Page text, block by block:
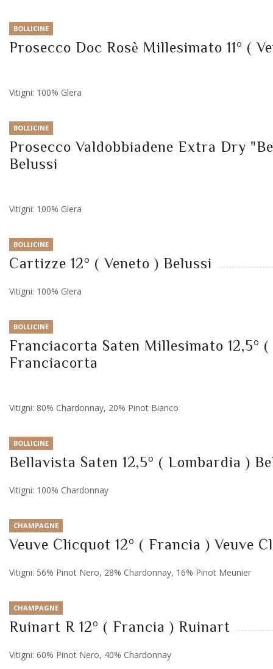
BOLLICINE
Prosecco Doc Rosè Millesimato 11° (
Vitigni: 100% Glera
BOLLICINE
Prosecco Valdobbiadene Extra Dry
Belussi
Vitigni: 100% Glera
BOLLICINE
Cartizze 12° ( Veneto ) Belussi
Vitigni: 100% Glera
BOLLICINE
Franciacorta Saten Millesimato 12,5°
Franciacorta
Vitigni: 80% Chardonnay, 20% Pinot Bianco
BOLLICINE
Bellavista Saten 12,5° ( Lombardia )
Vitigni: 100% Chardonnay
CHAMPAGNE
Veuve Clicquot 12° ( Francia ) Veuve
Vitigni: 56% Pinot Nero, 28% Chardonnay, 16% Pinot Meunier
CHAMPAGNE
Ruinart R 12° ( Francia ) Ruinart
Vitigni: 60% Pinot Nero, 40% Chardonnay